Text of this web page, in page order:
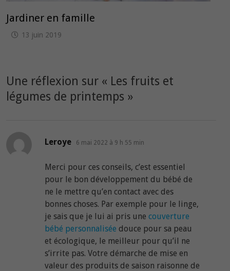
Jardiner en famille
13 juin 2019
Une réflexion sur « Les fruits et
légumes de printemps »
Leroye dit :
6 mai 2022 à 9 h 55 min
Merci pour ces conseils, c’est essentiel
pour le bon développement du bébé de
ne le mettre qu’en contact avec des
bonnes choses. Par exemple pour le linge,
je sais que je lui ai pris unecouverture
bébé personnalisée douce pour sa peau
et écologique, le meilleur pour qu’il ne
s’irrite pas. Votre démarche de mise en
valeur des produits de saison raisonne de